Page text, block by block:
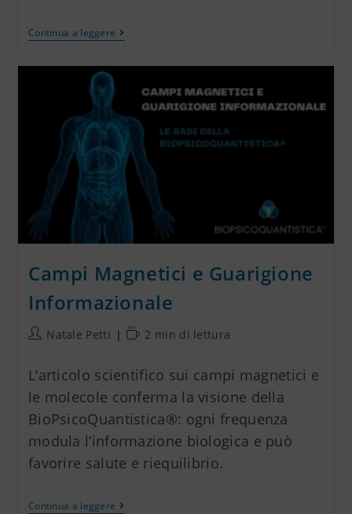
Continua a leggere
Campi Magnetici e Guarigione
Informazionale
Natale Petti 2 min di lettura
L’articolo scientifico sui campi magnetici e
le molecole conferma la visione della
BioPsicoQuantistica®: ogni frequenza
modula l’informazione biologica e può
favorire salute e riequilibrio.
Continua a leggere